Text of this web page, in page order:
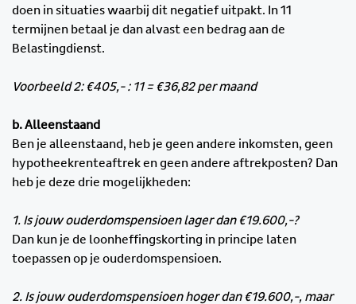
doen in situaties waarbij dit negatief uitpakt. In 11
termijnen betaal je dan alvast een bedrag aan de
Belastingdienst.
Voorbeeld 2: €405,- : 11 = €36,82 per maand
b. Alleenstaand
Ben je alleenstaand, heb je geen andere inkomsten, geen
hypotheekrenteaftrek en geen andere aftrekposten? Dan
heb je deze drie mogelijkheden:
1. Is jouw ouderdomspensioen lager dan €19.600,-?
Dan kun je de loonheffingskorting in principe laten
toepassen op je ouderdomspensioen.
2. Is jouw ouderdomspensioen hoger dan €19.600,-, maar